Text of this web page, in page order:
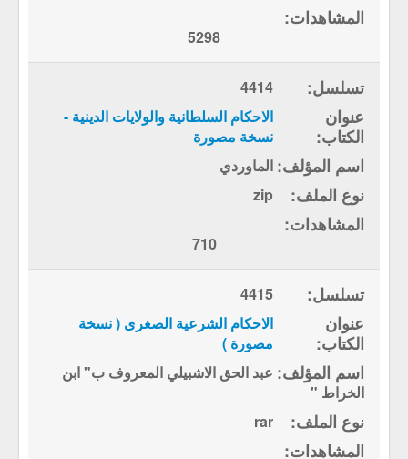
5298
4414
الاحكام السلطانية والولايات الدينية -
نسخة مصورة
الماوردي
zip
710
4415
الاحكام الشرعية الصغرى ( نسخة
مصورة )
عبد الحق الاشبيلي المعروف ب" ابن
الخراط "
rar